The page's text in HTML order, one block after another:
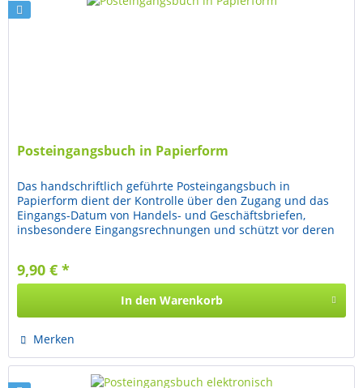
Posteingangsbuch in Papierform
Das handschriftlich geführte Posteingangsbuch in
Papierform dient der Kontrolle über den Zugang und das
Eingangs-Datum von Handels- und Geschäftsbriefen,
insbesondere Eingangsrechnungen und schützt vor deren
9,90 € *
In den Warenkorb
Merken